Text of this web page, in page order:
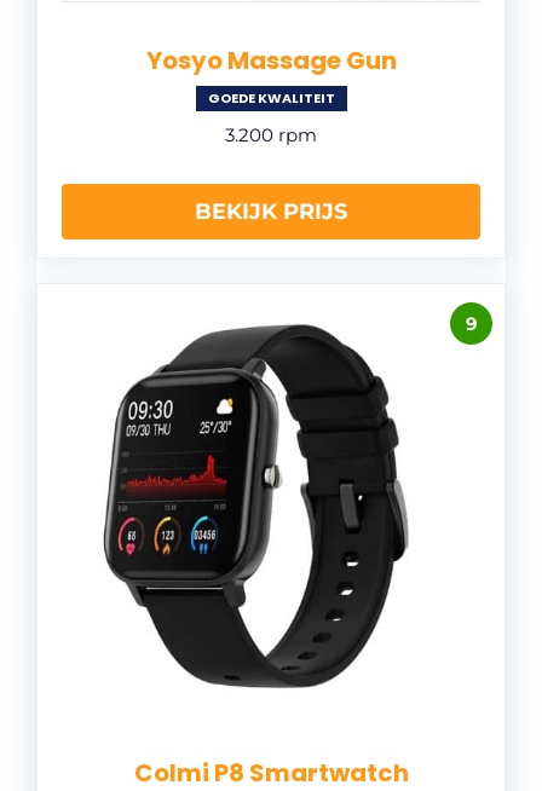
Yosyo Massage Gun
GOEDE KWALITEIT
3.200 rpm
BEKIJK PRIJS
9
Colmi P8 Smartwatch